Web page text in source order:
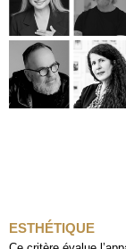
ESTHÉTIQUE